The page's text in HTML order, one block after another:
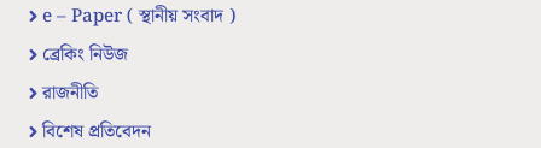
e – Paper ( স্থানীয় সংবাদ )
ব্রেকিং নিউজ
রাজনীতি
বিশেষ প্রতিবেদন